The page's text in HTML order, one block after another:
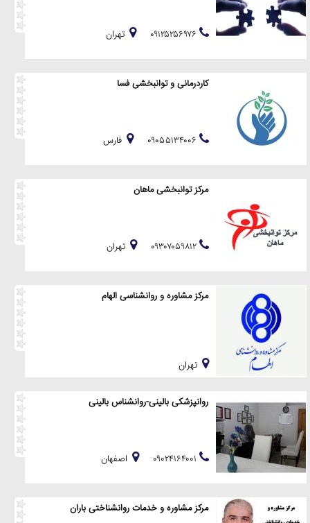
تهران
کاردرمانی و توانبخشی فسا
فارس
مرکز توانبخشی ماهان
تهران
مرکز مشاوره و روانشناسی الهام
تهران
روانپزشکی بالینی-روانشناس بالینی
اصفهان
مرکز مشاوره و خدمات روانشناختی باران